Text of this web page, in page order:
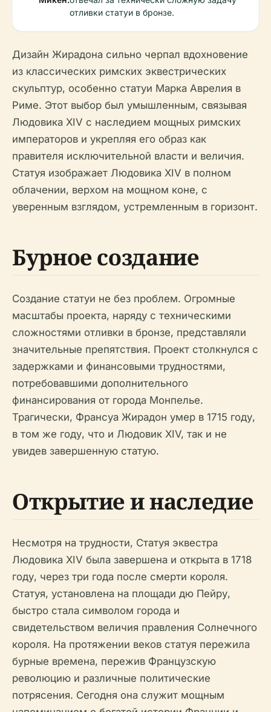
отливки статуи в бронзе.
Дизайн Жирадона сильно черпал вдохновение
из классических римских эквестрических
скульптур, особенно статуи Марка Аврелия в
Риме. Этот выбор был умышленным, связывая
Людовика XIV с наследием мощных римских
императоров и укрепляя его образ как
правителя исключительной власти и величия.
Статуя изображает Людовика XIV в полном
облачении, верхом на мощном коне, с
уверенным взглядом, устремленным в горизонт.
Бурное создание
Создание статуи не без проблем. Огромные
масштабы проекта, наряду с техническими
сложностями отливки в бронзе, представляли
значительные препятствия. Проект столкнулся с
задержками и финансовыми трудностями,
потребовавшими дополнительного
финансирования от города Монпелье.
Трагически, Франсуа Жирадон умер в 1715 году,
в том же году, что и Людовик XIV, так и не
увидев завершенную статую.
Открытие и наследие
Несмотря на трудности, Статуя эквестра
Людовика XIV была завершена и открыта в 1718
году, через три года после смерти короля.
Статуя, установлена на площади дю Пейру,
быстро стала символом города и
свидетельством величия правления Солнечного
короля. На протяжении веков статуя пережила
бурные времена, пережив Французскую
революцию и различные политические
потрясения. Сегодня она служит мощным